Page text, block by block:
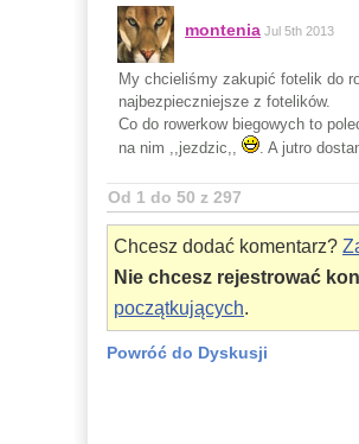
montenia Jul 5th 2013
My chcieliśmy zakupić fotelik do
najbezpieczniejsze z fotelików.
Co do rowerkow biegowych to
na nim ,,jezdzic,,
. A jutro
Od 1 do 50 z 297
Chcesz dodać komentarz?
Nie chcesz rejestrować
początkujących.
Powróć do Dyskusji